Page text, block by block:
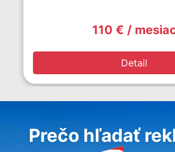
110 € /
Detail
Prečo hľadať